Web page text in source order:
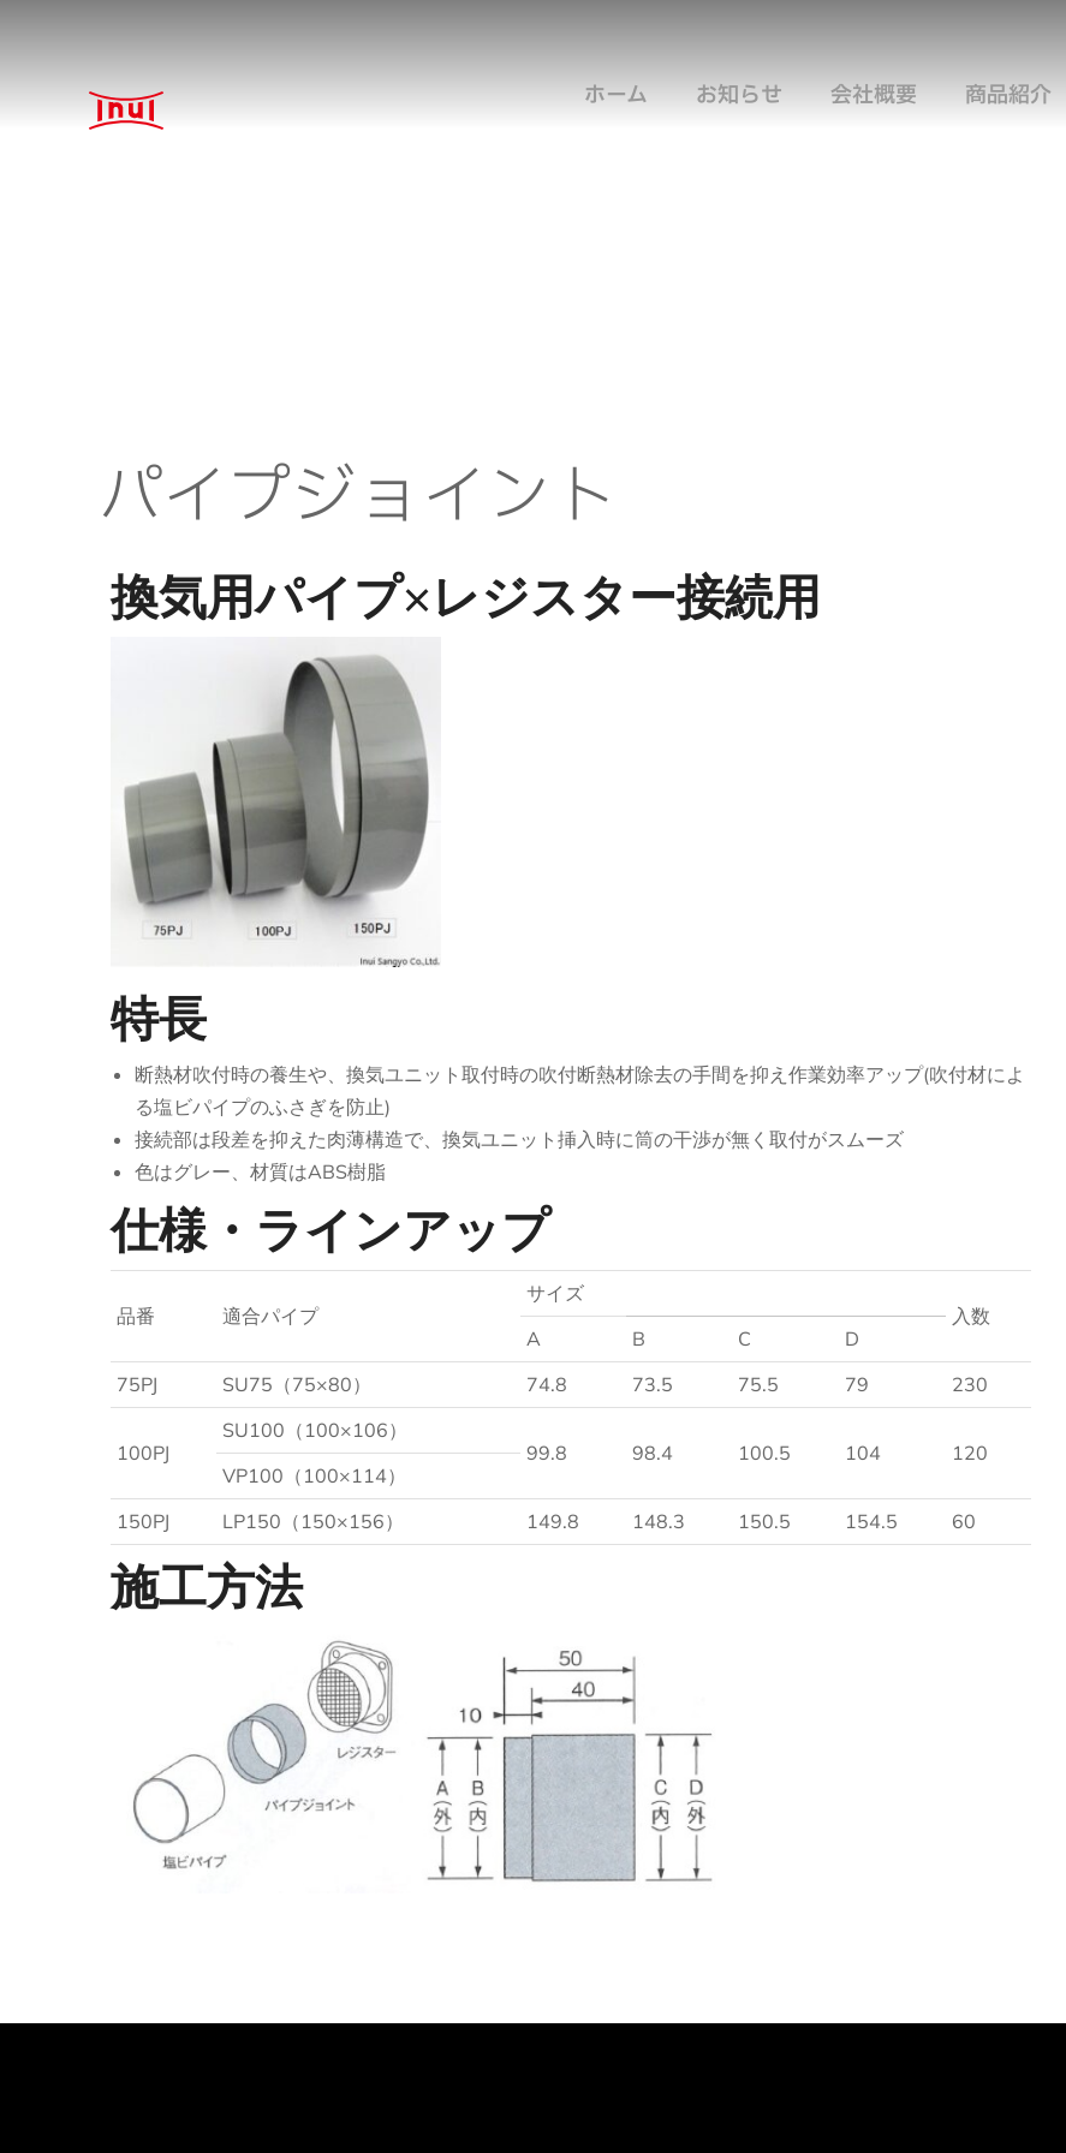
ホーム お知らせ 会社概要 商品紹介
パイプジョイント
換気用パイプ×レジスター接続用
特長
断熱材吹付時の養生や、換気ユニット取付時の吹付断熱材除去の手間を抑え作業効率アップ(吹付材によ
る塩ビパイプのふさぎを防止)
接続部は段差を抑えた肉薄構造で、換気ユニット挿入時に筒の干渉が無く取付がスムーズ
色はグレー、材質はABS樹脂
仕様・ラインアップ
品番 適合パイプ
サイズ
入数
A
B C
D
75PJ
SU75（75×80） 74.8 73.5 75.5 79 230
100PJ
SU100（100×106）
99.8
98.4 100.5 104
120
VP100（100×114）
150PJ
LP150（150×156） 149.8 148.3 150.5 154.5 60
施工方法